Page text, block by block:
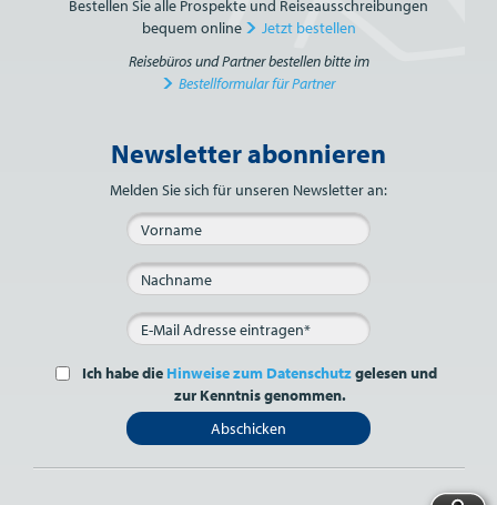
Bestellen Sie alle Prospekte und Reiseausschreibungen
bequem online
Jetzt bestellen
Reisebüros und Partner bestellen bitte im
Bestellformular für Partner
Bitte nicht ausfüllen.
Newsletter abonnieren
Melden Sie sich für unseren Newsletter an:
Ich habe die Hinweise zum Datenschutzgelesen und
zur Kenntnis genommen.
Abschicken